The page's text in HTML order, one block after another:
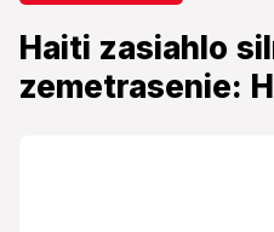
Haiti zasiahlo
zemetrasenie:
Haiti zasiahlo
Hlásia mŕtvych!